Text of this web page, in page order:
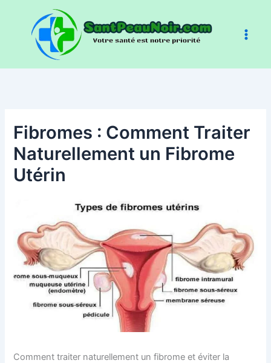
contenu
Fibromes : Comment Traiter
Naturellement un Fibrome
Utérin
Comment traiter naturellement un fibrome et éviter la